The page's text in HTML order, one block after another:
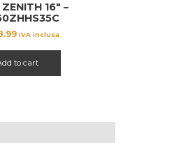
16″ –
IVA inclusa
to cart